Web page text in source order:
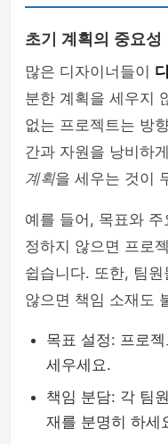
초기 계획의 중요성
많은 디자이너들이
분한 계획을 세우지
없는 프로젝트는 방
간과 자원을 낭비하
계획을 세우는 것이
예를 들어, 목표와
정하지 않으면 프로
쉽습니다. 또한, 팀
않으면 책임 소재도
목표 설정: 프로
세우세요.
책임 분담: 각 팀
재를 분명히 하세